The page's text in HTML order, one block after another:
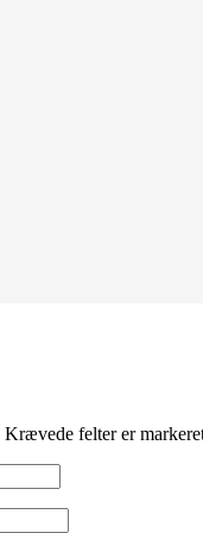
Krævede felter er